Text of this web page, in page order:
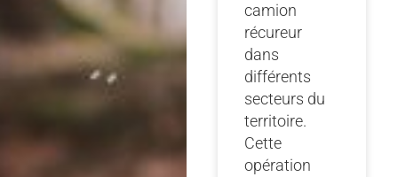
camion
récureur
dans
différents
secteurs du
territoire.
Cette
opération